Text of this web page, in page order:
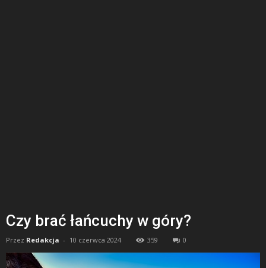
Czy brać łańcuchy w góry?
Przez Redakcja - 10 czerwca 2024 359 0